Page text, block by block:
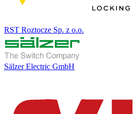
RST Roztocze Sp. z o.o.
Sälzer Electric GmbH